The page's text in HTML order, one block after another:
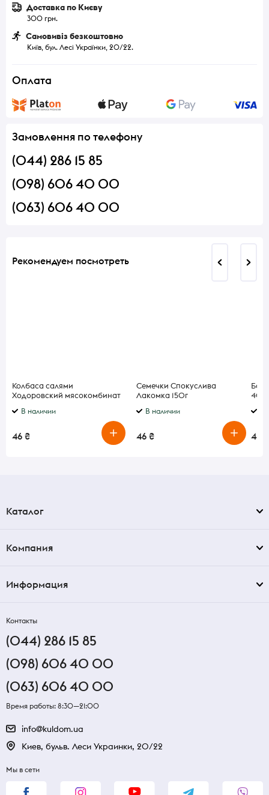
Доставка по Києву
300 грн.
Самовивіз безкоштовно
Київ, бул. Лесі Українки, 20/22.
Оплата
Замовлення по телефону
(044) 286 15 85
(098) 606 40 00
(063) 606 40 00
Рекомендуем посмотреть
Колбаса салями
Ходоровский мясокомбинат
В наличии
46 ₴
Семечки Спокуслива
Лакомка 150г
В наличии
46 ₴
40г
46 ₴
Каталог
Компания
Информация
Контакты
(044) 286 15 85
(098) 606 40 00
(063) 606 40 00
Время работы: 8:30—21:00
info@kuldom.ua
Киев, бульв. Леси Украинки, 20/22
Мы в сети